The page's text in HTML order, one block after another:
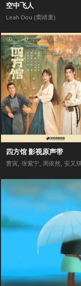
空中飞人
Leah Dou (窦靖童)
四方馆 影视原声带
曹寅, 张紫宁, 周依然, 安又